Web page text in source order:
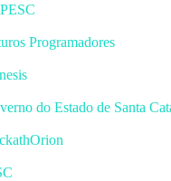
Programadores
do Estado de Santa